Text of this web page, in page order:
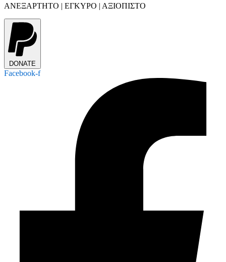
ΑΝΕΞΑΡΤΗΤΟ | ΕΓΚΥΡΟ | ΑΞΙΟΠΙΣΤΟ
DONATE
Facebook-f